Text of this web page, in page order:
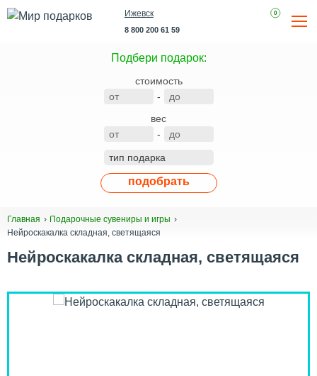
0
Ижевск
8 800 200 61 59
Подбери подарок:
стоимость
-
вес
-
подобрать
Главная
Подарочные сувениры и игры
Нейроскакалка складная, светящаяся
Нейроскакалка складная, светящаяся